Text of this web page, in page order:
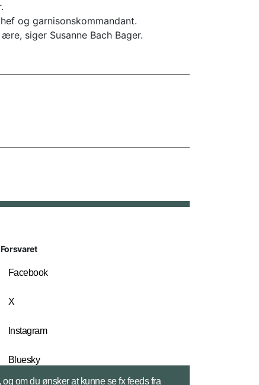
og garnisonskommandant.
siger Susanne Bach Bager.
Facebook
X
Instagram
Bluesky
om du ønsker at kunne se fx feeds fra